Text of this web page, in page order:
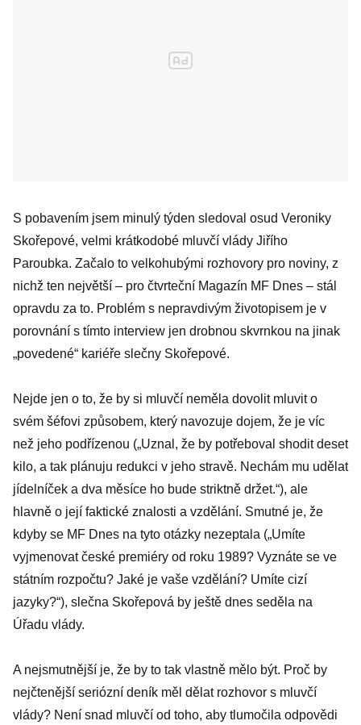
S pobavením jsem minulý týden sledoval osud Veroniky
Skořepové, velmi krátkodobé mluvčí vlády Jiřího
Paroubka. Začalo to velkohubými rozhovory pro noviny, z
nichž ten největší – pro čtvrteční Magazín MF Dnes – stál
opravdu za to. Problém s nepravdivým životopisem je v
porovnání s tímto interview jen drobnou skvrnkou na jinak
„povedené“ kariéře slečny Skořepové.
Nejde jen o to, že by si mluvčí neměla dovolit mluvit o
svém šéfovi způsobem, který navozuje dojem, že je víc
než jeho podřízenou („Uznal, že by potřeboval shodit deset
kilo, a tak plánuju redukci v jeho stravě. Nechám mu udělat
jídelníček a dva měsíce ho bude striktně držet.“), ale
hlavně o její faktické znalosti a vzdělání. Smutné je, že
kdyby se MF Dnes na tyto otázky nezeptala („Umíte
vyjmenovat české premiéry od roku 1989? Vyznáte se ve
státním rozpočtu? Jaké je vaše vzdělání? Umíte cizí
jazyky?“), slečna Skořepová by ještě dnes seděla na
Úřadu vlády.
A nejsmutnější je, že by to tak vlastně mělo být. Proč by
nejčtenější seriózní deník měl dělat rozhovor s mluvčí
vlády? Není snad mluvčí od toho, aby tlumočila odpovědi